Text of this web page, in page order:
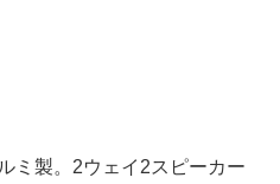
ミ製。2ウェイ2スピーカー